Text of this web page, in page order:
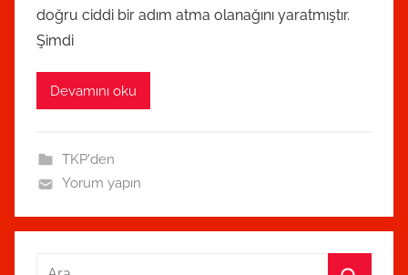
t
n
doğru ciddi bir adım atma olanağını yaratmıştır.
Şimdi
Devamını oku
TKP'den
Yorum yapın
Arama: